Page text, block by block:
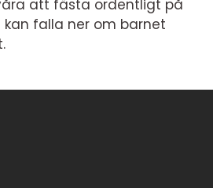
att fästa ordentligt på
falla ner om barnet